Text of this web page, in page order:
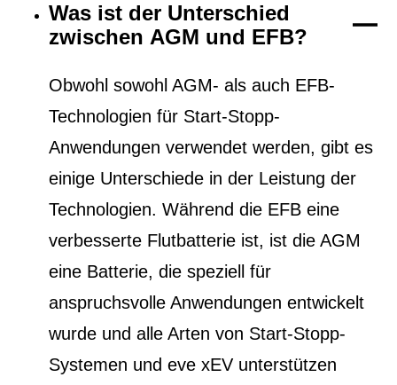
Was ist der Unterschied
zwischen AGM und EFB?
Obwohl sowohl AGM- als auch EFB-
Technologien für Start-Stopp-
Anwendungen verwendet werden, gibt es
einige Unterschiede in der Leistung der
Technologien. Während die EFB eine
verbesserte Flutbatterie ist, ist die AGM
eine Batterie, die speziell für
anspruchsvolle Anwendungen entwickelt
wurde und alle Arten von Start-Stopp-
Systemen und eve xEV unterstützen